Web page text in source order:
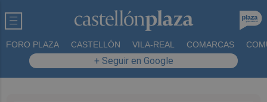
FORO PLAZA CASTELLÓN VILA-REAL COMARCAS
+ Seguir en Google